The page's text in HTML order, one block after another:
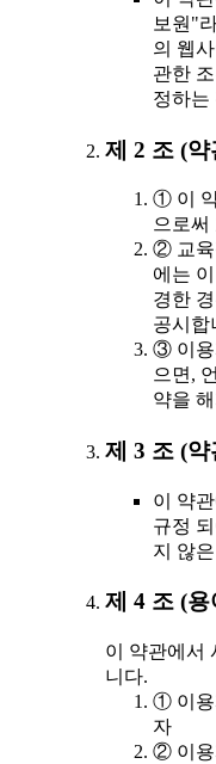
보원"
의 웹
관한
정하는
제 2 조 (
① 이
으로써
② 교육
에는
경한
공시합
③ 이용
으면,
약을
제 3 조 (
이 약
규정
지 않
제 4 조 (
이 약관에서
니다.
① 이용
자
② 이용